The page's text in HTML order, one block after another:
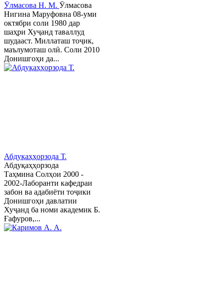
Ӯлмасова Н. М. Ӯлмасова
Нигина Маруфовна 08-уми
октябри соли 1980 дар
шаҳри Хуҷанд таваллуд
шудааст. Миллаташ тоҷик,
маълумоташ олӣ. Соли 2010
Донишгоҳи да...
Абдуқаҳҳорзода Т.
Абдуқаҳҳорзода
Таҳмина Солҳои 2000 -
2002-Лаборанти кафедраи
забон ва адабиёти тоҷики
Донишгоҳи давлатии
Хуҷанд ба номи академик Б.
Ғафуров,...